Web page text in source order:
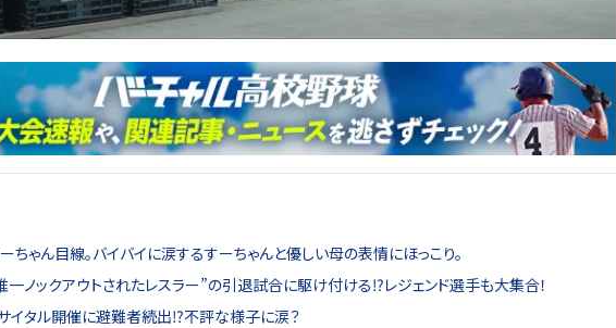
ちゃん目線。バイバイに涙するすーちゃんと優しい母の表情にほっこり。
一ノックアウトされたレスラー”の引退試合に駆け付ける⁉レジェンド選手も大集合！
サイタル開催に避難者続出⁉不評な様子に涙？